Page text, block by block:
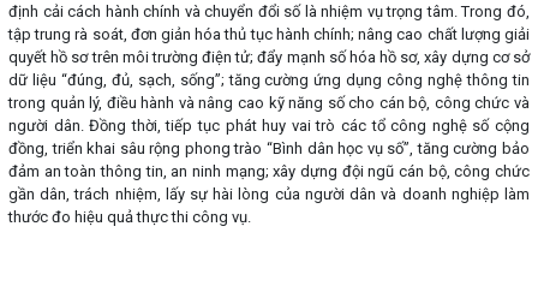
định cải cách hành chính và chuyển đổi số là nhiệm vụ trọng tâm. Trong đó,
tập trung rà soát, đơn giản hóa thủ tục hành chính; nâng cao chất lượng giải
quyết hồ sơ trên môi trường điện tử; đẩy mạnh số hóa hồ sơ, xây dựng cơ sở
dữ liệu “đúng, đủ, sạch, sống”; tăng cường ứng dụng công nghệ thông tin
trong quản lý, điều hành và nâng cao kỹ năng số cho cán bộ, công chức và
người dân. Đồng thời, tiếp tục phát huy vai trò các tổ công nghệ số cộng
đồng, triển khai sâu rộng phong trào “Bình dân học vụ số”, tăng cường bảo
đảm an toàn thông tin, an ninh mạng; xây dựng đội ngũ cán bộ, công chức
gần dân, trách nhiệm, lấy sự hài lòng của người dân và doanh nghiệp làm
thước đo hiệu quả thực thi công vụ.